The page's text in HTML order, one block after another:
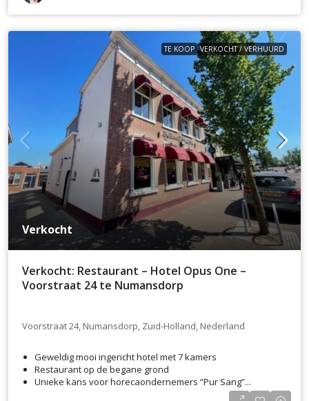
TE KOOP VERKOCHT / VERHUURD
Verkocht
Verkocht: Restaurant – Hotel Opus One –
Voorstraat 24 te Numansdorp
Voorstraat 24, Numansdorp, Zuid-Holland, Nederland
Geweldig mooi ingericht hotel met 7 kamers
Restaurant op de begane grond
Unieke kans voor horecaondernemers “Pur Sang”...